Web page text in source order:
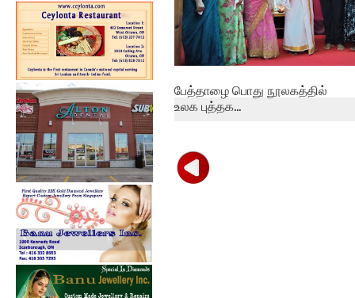
பேத்தாழை பொது நூலகத்தில்
உலக புத்தக...